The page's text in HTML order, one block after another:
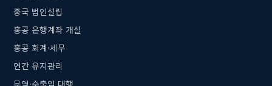
중국 법인설립
홍콩 은행계좌 개설
홍콩 회계·세무
연간 유지관리
무역·수출입 대행